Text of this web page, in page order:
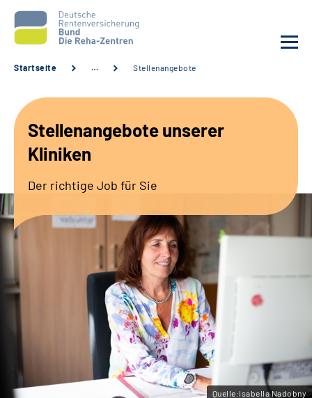
Unsere Kliniken
Sozialdienste & Zuweisende
Erweiterte Suche
Gebärdensprache
Leichte Sprache
Startseite … Stellenangebote
Stellenangebote unserer
Kliniken
Der richtige Job für Sie
Quelle:Isabella Nadobny